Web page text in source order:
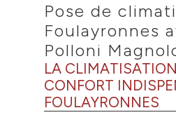
Pose de
Foulayronnes
Polloni
LA
CONFORT
FOULAYRONNES